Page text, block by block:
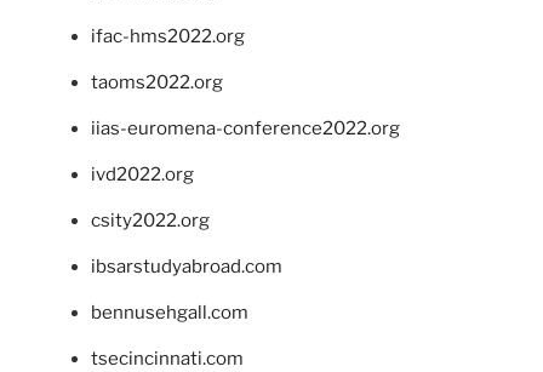
ifac-hms2022.org
taoms2022.org
iias-euromena-conference2022.org
ivd2022.org
csity2022.org
ibsarstudyabroad.com
bennusehgall.com
tsecincinnati.com